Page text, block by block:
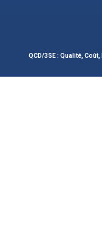
QCD/3SE : Qualité,